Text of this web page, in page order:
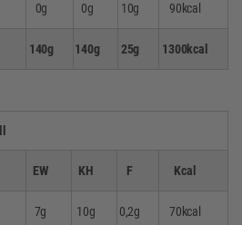
0g 0g 10g 90kcal
140g 140g 25g 1300kcal
EW KH F Kcal
7g 10g 0,2g 70kcal